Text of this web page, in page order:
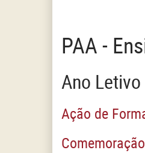
PAA -
Ano
Ação de